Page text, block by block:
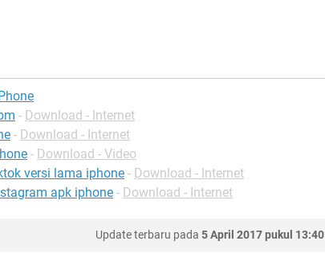
- Download - Internet
- Download - Internet
- Download - Video
versi lama iphone - Download - Internet
apk iphone - Download - Internet
Update terbaru pada 5 April 2017 pukul 13:40